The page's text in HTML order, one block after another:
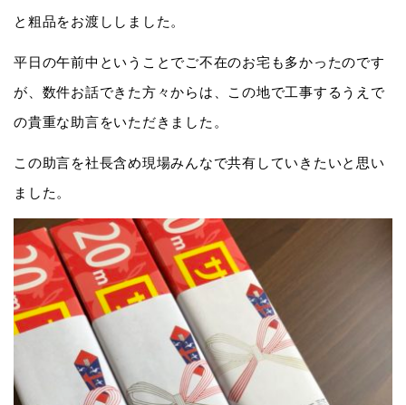
と粗品をお渡ししました。
平日の午前中ということでご不在のお宅も多かったのです
が、数件お話できた方々からは、この地で工事するうえで
の貴重な助言をいただきました。
この助言を社長含め現場みんなで共有していきたいと思い
ました。